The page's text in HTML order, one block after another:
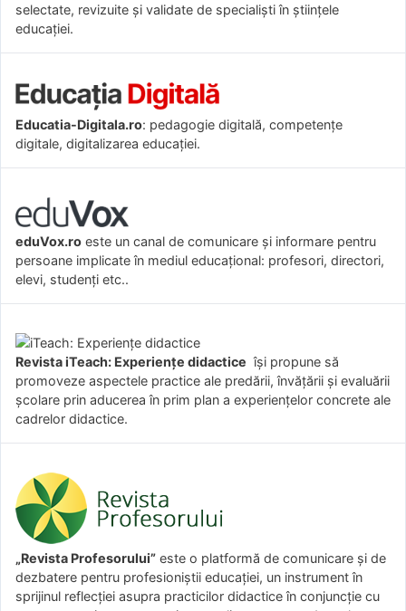
selectate, revizuite și validate de specialiști în științele
educației.
Educatia-Digitala.ro: pedagogie digitală, competențe
digitale, digitalizarea educației.
eduVox.ro este un canal de comunicare și informare pentru
persoane implicate în mediul educațional: profesori, directori,
elevi, studenți etc..
Revista iTeach: Experienţe didactice îşi propune să
promoveze aspectele practice ale predării, învăţării şi evaluării
şcolare prin aducerea în prim plan a experienţelor concrete ale
cadrelor didactice.
„Revista Profesorului” este o platformă de comunicare și de
dezbatere pentru profesioniștii educației, un instrument în
sprijinul reflecției asupra practicilor didactice în conjuncție cu